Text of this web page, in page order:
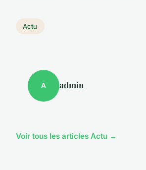
Actu
A admin
Voir tous les articles Actu →